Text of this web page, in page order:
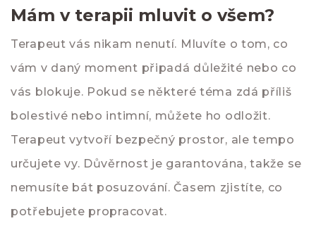
Mám v terapii mluvit o všem?
Terapeut vás nikam nenutí. Mluvíte o tom, co
vám v daný moment připadá důležité nebo co
vás blokuje. Pokud se některé téma zdá příliš
bolestivé nebo intimní, můžete ho odložit.
Terapeut vytvoří bezpečný prostor, ale tempo
určujete vy. Důvěrnost je garantována, takže se
nemusíte bát posuzování. Časem zjistíte, co
potřebujete propracovat.